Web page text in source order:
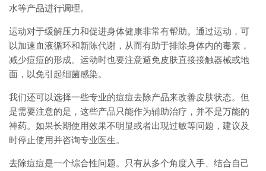
水等产品进行调理。
运动对于缓解压力和促进身体健康非常有帮助。通过运动，可
以加速血液循环和新陈代谢，从而有助于排除身体内的毒素，
减少痘痘的形成。运动时也要注意避免皮肤直接接触器械或地
面，以免引起细菌感染。
我们还可以选择一些专业的痘痘去除产品来改善皮肤状态。但
是需要注意的是，这些产品只能作为辅助治疗，并不是万能的
神药。如果长期使用效果不明显或者出现过敏等问题，建议及
时停止使用并咨询专业医生。
去除痘痘是一个综合性问题。只有从多个角度入手、结合自己